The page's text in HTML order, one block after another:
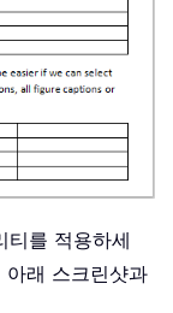
티를 적용하세
아래 스크린샷과